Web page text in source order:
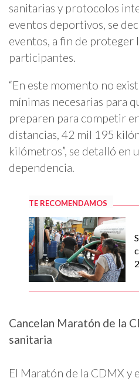
sanitarias y protocolos
eventos deportivos, se
eventos, a fin de proteger
participantes.
“En este momento no
mínimas necesarias para
preparen para competir
distancias, 42 mil 195
kilómetros”, se detalló en
dependencia.
TE RECOMENDAMOS
Cancelan Maratón de la
sanitaria
El Maratón de la CDMX y